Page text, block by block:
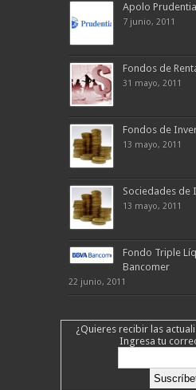
Apolo
7 junio, 2011
Fondos de
31 mayo, 2011
Fondos de
13 mayo, 2011
Sociedades de
13 mayo, 2011
Fondo Triple
Bancomer
22 junio, 2011
¿Quieres recibir las
Ingresa tu